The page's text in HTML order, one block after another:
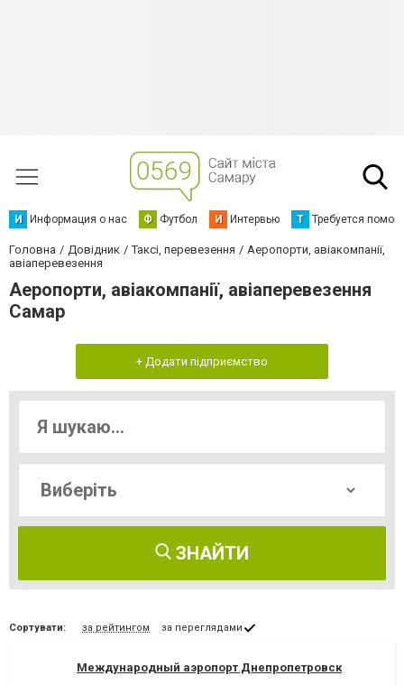
И Информация о нас Ф Футбол И Интервью Т Требуется
Головна Довідник Таксі, перевезення
Аеропорти, авіакомпанії,
авіаперевезення
Аеропорти, авіакомпанії, авіаперевезення
Самар
+ Додати підприємство
ЗНАЙТИ
Сортувати: за рейтингом за переглядами
Международный аэропорт Днепропетровск